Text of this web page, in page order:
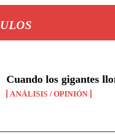
Cuando los gigantes
ANÁLISIS / OPINIÓN